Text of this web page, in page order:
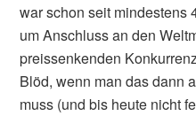
war schon seit mindestens
um Anschluss an den
preissenkenden
Blöd, wenn man das dann
muss (und bis heute nicht